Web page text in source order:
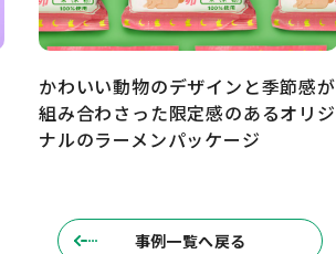
かわいい動物のデザインと季節感が
組み合わさった限定感のあるオリジ
ナルのラーメンパッケージ
事例一覧へ戻る